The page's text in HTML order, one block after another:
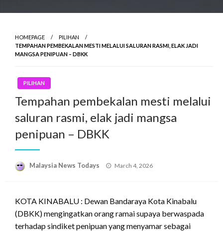
HOMEPAGE
PILIHAN
TEMPAHAN PEMBEKALAN MESTI MELALUI SALURAN RASMI, ELAK JADI
MANGSA PENIPUAN – DBKK
PILIHAN
Tempahan pembekalan mesti melalui
saluran rasmi, elak jadi mangsa
penipuan – DBKK
Malaysia News Todays
Posted
March 4, 2026
KOTA KINABALU : Dewan Bandaraya Kota Kinabalu
(DBKK) mengingatkan orang ramai supaya berwaspada
terhadap sindiket penipuan yang menyamar sebagai